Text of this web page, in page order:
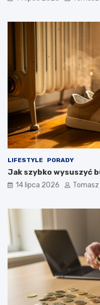
LIFESTYLE PORADY
Jak szybko wysuszyć
14 lipca 2026